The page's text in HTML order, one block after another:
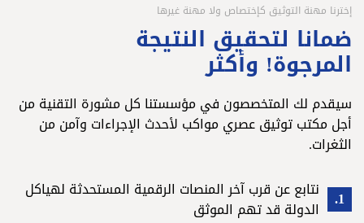
إخترنا مهنة التوثيق كإختصاص ولا مهنة غيرها
ضمانا لتحقيق النتيجة
المرجوة! وأكثر
سيقدم لك المتخصصون في مؤسستنا كل مشورة التقنية من
أجل مكتب توثيق عصري مواكب لأحدث الإجراءات وآمن من
الثغرات.
نتابع عن قرب آخر المنصات الرقمية المستحدثة لهياكل
الدولة قد تهم الموثق